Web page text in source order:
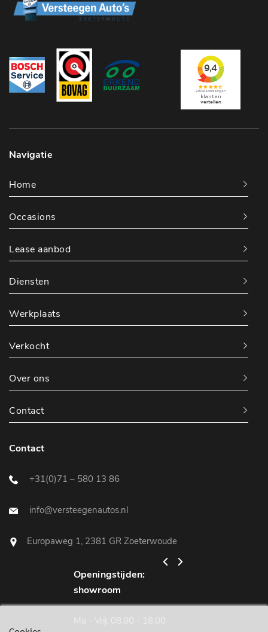
Navigatie
Home
Occasions
Lease aanbod
Diensten
Werkplaats
Verkocht
Over ons
Contact
Contact
+31(0)71 – 580 13 86
info@versteegenautos.nl
Europaweg 1, 2381 GR Zoeterwoude
Openingstijden:
showroom
Ma - Vrij: 08.00 - 18.00